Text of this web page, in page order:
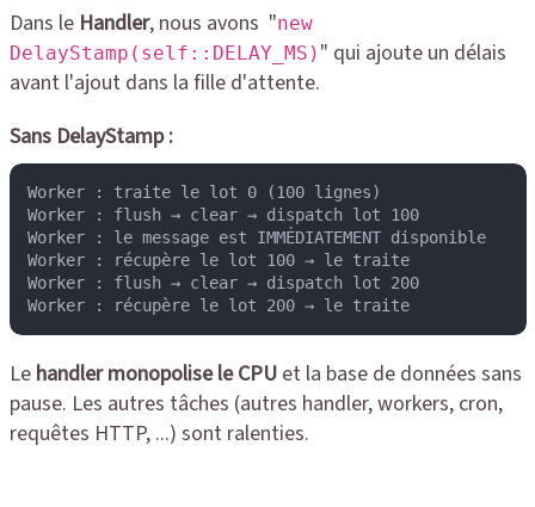
Dans le Handler, nous avons "new
DelayStamp(self::DELAY_MS) " qui ajoute un délais
avant l'ajout dans la fille d'attente.
Sans DelayStamp :
Worker : traite le lot 0 (100 lignes)
Worker : flush → clear → dispatch lot 100
Worker : le message est IMMÉDIATEMENT disponible
Worker : récupère le lot 100 → le traite
Worker : flush → clear → dispatch lot 200
Worker : récupère le lot 200 → le traite
Le handler monopolise le CPUet la base de données sans
pause. Les autres tâches (autres handler, workers, cron,
requêtes HTTP, ...) sont ralenties.